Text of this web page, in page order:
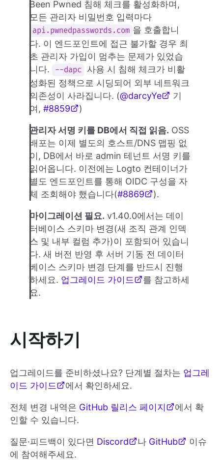
Been Pwned 침해 체크를 활성화하며,
모든 관리자 비밀번호 입력마다
api.pwnedpasswords.com 을 호출합니
다. 이 엔드포인트에 접근 불가할 경우 최
초 관리자 가입이 멈추는 문제가 있었습
니다.
--dapc
사용 시 침해 체크가 비활
성화된 정책으로 시딩되어 외부 네트워크
의존성이 사라집니다. (@darcyYe
기
여, #8859 )
관리자 서명 키를 DB에서 직접 읽음. OSS
배포는 이제 별도의 호스트/DNS 맵핑 없
이, DB에서 바로 admin 테넌트 서명 키를
읽어옵니다. 이전에는 Logto 컨테이너가
별도 엔드포인트를 통해 OIDC 구성을 자
체 조회해야 했습니다(#8869 ).
마이그레이션 필요. v1.40.0에서는 데이
터베이스 스키마 변경(새 조직 관계 인덱
스 및 내부 컬럼 추가)이 포함되어 있습니
다. 새 버전 반영 후 서버 기동 전 데이터
베이스 스키마 변경 단계를 반드시 진행
하세요. 업그레이드 가이드
를 참고하세
요.
시작하기
업그레이드를 준비하셨나요? 단계별 절차는 업그레
이드 가이드
에서 확인하세요.
전체 변경 내역은 GitHub 릴리스 페이지
에서 확
인할 수 있습니다.
질문·피드백이 있다면 Discord 나 GitHub
이슈
에 참여해주세요.